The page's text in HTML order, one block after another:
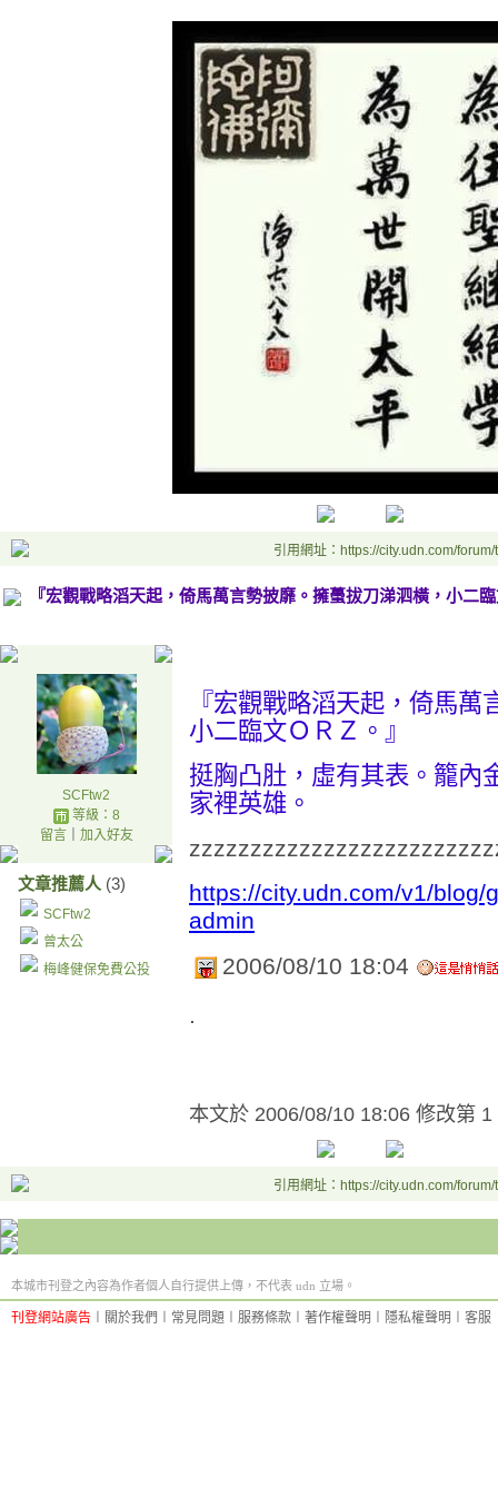
引用網址：https://city.udn.com/
『宏觀戰略滔天起，倚馬萬言勢披靡。擁蠆拔刀涕泗橫，小二
SCFtw2
等級：8
留言｜ 加入好友
文章推薦人 (3)
SCFtw2
曾太公
梅峰健保免費公投
『宏觀戰略滔天起，倚馬
小二臨文ＯＲＺ。』
挺胸凸肚，虛有其表。籠內
家裡英雄。
https://city.udn.com/v1/
admin
2006/08/10 18:04
.
本文於 2006/08/10 18:06 修改第 1
引用網址：https://city.udn.com/
本城市刊登之內容為作者個人自行提供上傳，不代表 udn 立場。
刊登網站廣告 關於我們 常見問題 服務條款 著作權聲明 隱私權聲明 客服